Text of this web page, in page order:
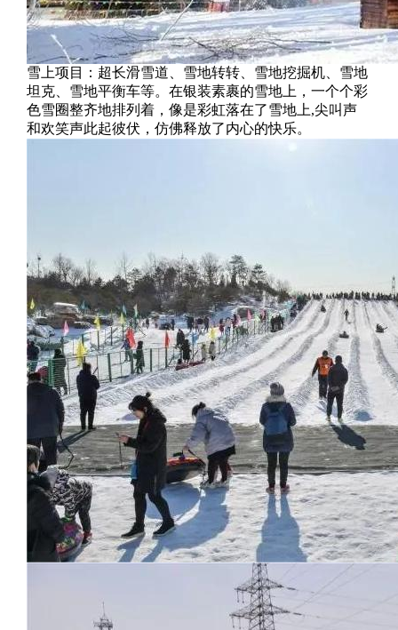
雪上项目：超长滑雪道、雪地转转、雪地挖掘机、雪地
坦克、雪地平衡车等。在银装素裹的雪地上，一个个彩
色雪圈整齐地排列着，像是彩虹落在了雪地上,尖叫声
和欢笑声此起彼伏，仿佛释放了内心的快乐。